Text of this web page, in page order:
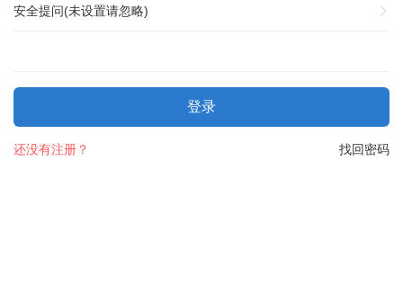
安全提问(未设置请忽略)
登录
找回密码
还没有注册？